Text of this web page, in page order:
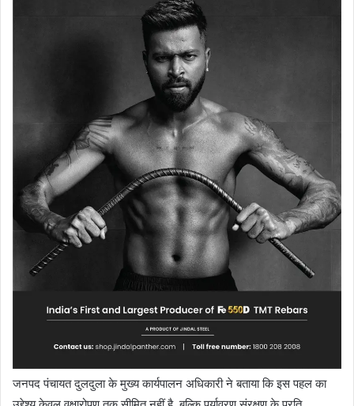
जनपद पंचायत दुलदुला के मुख्य कार्यपालन अधिकारी ने बताया कि इस पहल का